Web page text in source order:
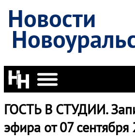
Новости
ГОСТЬ В СТУДИИ.
эфира от 07 сентября